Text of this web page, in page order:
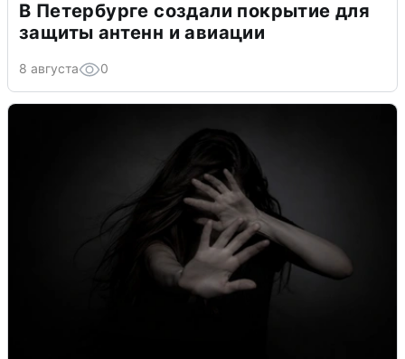
В Петербурге создали покрытие для
защиты антенн и авиации
8 августа 0